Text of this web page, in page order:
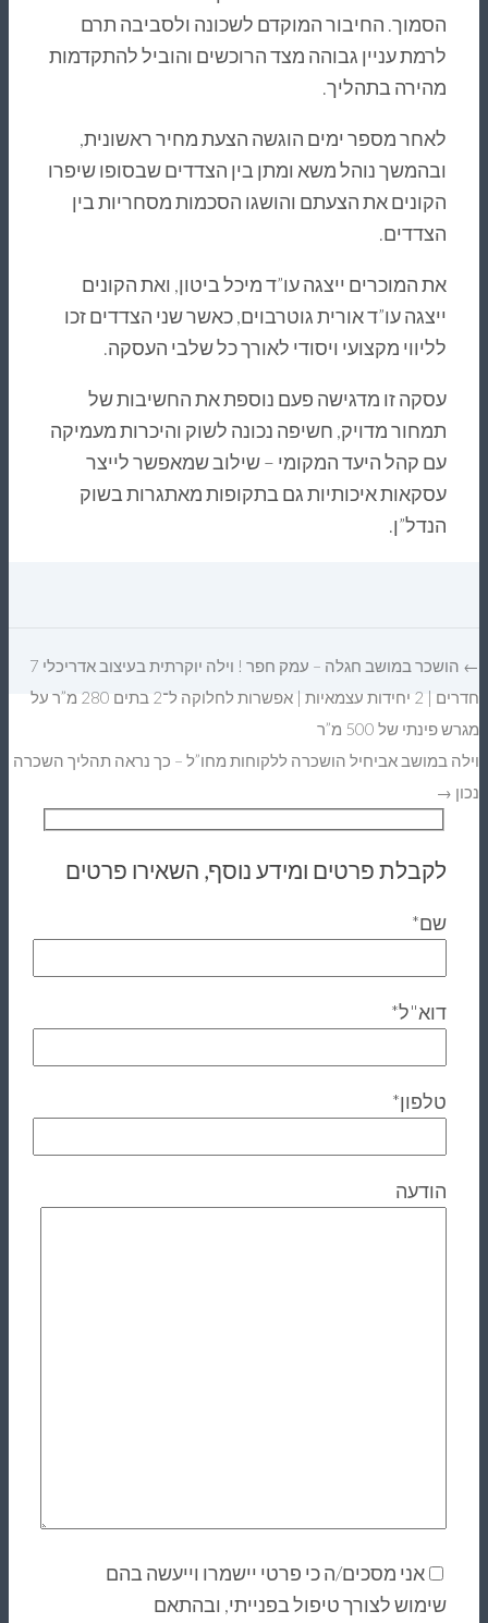
הסמוך. החיבור המוקדם לשכונה ולסביבה תרם
לרמת עניין גבוהה מצד הרוכשים והוביל להתקדמות
מהירה בתהליך.
לאחר מספר ימים הוגשה הצעת מחיר ראשונית,
ובהמשך נוהל משא ומתן בין הצדדים שבסופו שיפרו
הקונים את הצעתם והושגו הסכמות מסחריות בין
הצדדים.
את המוכרים ייצגה עו”ד מיכל ביטון, ואת הקונים
ייצגה עו”ד אורית גוטרבוים, כאשר שני הצדדים זכו
לליווי מקצועי ויסודי לאורך כל שלבי העסקה.
עסקה זו מדגישה פעם נוספת את החשיבות של
תמחור מדויק, חשיפה נכונה לשוק והיכרות מעמיקה
עם קהל היעד המקומי – שילוב שמאפשר לייצר
עסקאות איכותיות גם בתקופות מאתגרות בשוק
הנדל”ן.
← הושכר במושב חגלה – עמק חפר ! וילה יוקרתית בעיצוב אדריכלי 7
חדרים | 2 יחידות עצמאיות | אפשרות לחלוקה ל־2 בתים 280 מ”ר על
פינתי של 500 מ”ר
במושב אביחיל הושכרה ללקוחות מחו”ל – כך נראה תהליך השכרה
→
לקבלת פרטים ומידע נוסף, השאירו פרטים
שם*
דוא"ל*
טלפון*
הודעה
אני מסכים/ה כי פרטי יישמרו וייעשה בהם
שימוש לצורך טיפול בפנייתי, ובהתאם